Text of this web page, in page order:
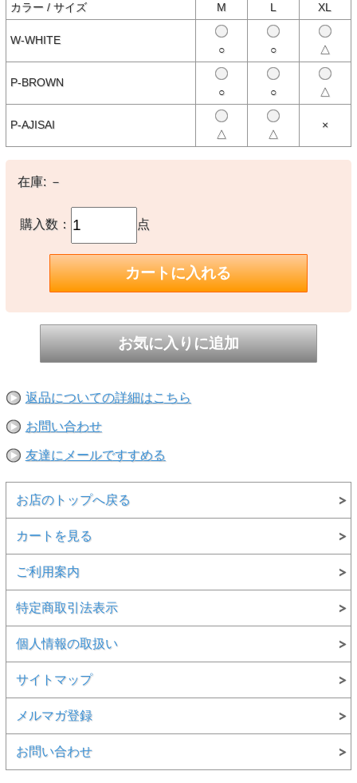
【商品説明】
グラフィックアーティスト"Kads MIIDA"氏が生み出したマスコット
キャラクター、"Good On Boy"の姿をあしらったプリントTシャツ。
三人並んだキャラクターはそれぞれ70's、80's、現在の三世代の着こ
なしを(＝THREE GENERATION)を表現しています。
使用しているＴシャツはS/S CREW TEE。
着応えのある生地感と風合いのある色がシンプルなプリントをさらに
擦れた色合いが特徴的なピグメント染め（Pigment dye）のTシャツ
は、風合い感とステッチ部分のアタリが古着のような雰囲気を醸し出
し、着用と洗濯を繰り返すことでさらに色褪せしていくエイジングを
カラー名に「P-」がついているものはピグメントダイ（顔料染め）で
す。 ご購入後のお洗濯について、初めの数回は色落ちすることがあ
りますので単独でのお洗濯をおすすめします。
ピグメントダイ（顔料染め）を用いた製品には袖や身頃の脇などに白
線状の色落ちが見られますが、 生産過程において必ず生じるもので
あり製品不良ではありません。
製品染め後に洗濯・乾燥済みの為、最も縮んでいる状態です。着用し
ていくうちに詰まっている編み目が緩み身体に馴染んでいきます。
製品染めの特性上、染め上がりの色味やサイズに若干の個体差があり
分のシワ、編地の筋やムラ等は製品の特長です。 素材のもつ不均一
感やラフ感はこの製品の味としてお楽しみください。
【素材】
〇本体：綿100%
【生産国】
○生地：アメリカ製
○縫製：日本
【備考】
○カラー名に「P-」がついているものはピグメントダイ（顔料染め）
です。 ご購入後のお洗濯について、初めの数回は色落ちすることが
ありますので単独でのお洗濯をおすすめします。
白線状の色落ちが見られますが、 生産過程において必ず生じるもの
であり製品不良ではありません。
○製品染め後に洗濯・乾燥済みの為、最も縮んでいる状態です。着用
していくうちに詰まっている編み目が緩み身体に馴染んでいきます。
○製品染めの特性上、染め上がりの色味やサイズに若干の個体差があ
りますので予めご了承下さい。
○独特のユーズド感のある表情、多少のゆがみや擦れ、縫い目部分の
シワ、編地の筋やムラ等は製品の特長です。 素材のもつ不均一感や
カラー / サイズ M L XL
W-WHITE
○
○ △
P-BROWN
○
○ △
P-AJISAI
△
△
×
在庫: －
購入数： 点
返品についての詳細はこちら
お問い合わせ
友達にメールですすめる
お店のトップへ戻る
カートを見る
ご利用案内
特定商取引法表示
個人情報の取扱い
サイトマップ
メルマガ登録
お問い合わせ